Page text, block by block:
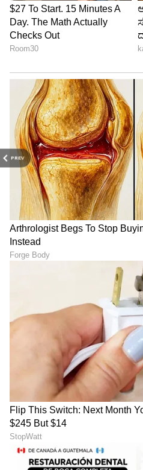
PREV
ಅರ್ಪಿಸಿಕೊಳ್ಳುತ್ತಾರೆ. ಅವರು
ಮತ್ತು ಅವರು ಮೂಡಿ ಬಂದಾಗ,
ಆಪ್ತರಿಂದ ಮರೆಮಾಡುತ್ತಾರೆ. ಈ